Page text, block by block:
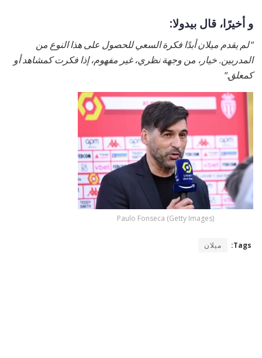
و أخيرًا، قال بيدولا:
"لم يقدم ميلان أبدًا فكرة السعي للحصول على هذا النوع من
المدربين. خيار، من وجهة نظري، غير مفهوم، إذا فكرت كمشاهد أو
كمعلق."
Paulo Fonseca (Getty Images)
Tags: ميلان